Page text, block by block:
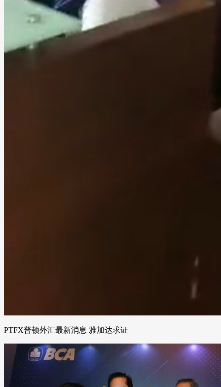
PTFX普顿外汇最新消息 雅加达求证